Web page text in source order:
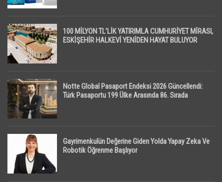
100 MİLYON TL’LİK YATIRIMLA CUMHURİYET MİRASI,
ESKİŞEHİR HALKEVİ YENİDEN HAYAT BULUYOR
Notte Global Pasaport Endeksi 2026 Güncellendi:
Türk Pasaportu 199 Ülke Arasında 86. Sırada
Gayrimenkulün Değerine Giden Yolda Yapay Zeka Ve
Robotik Öğrenme Başlıyor